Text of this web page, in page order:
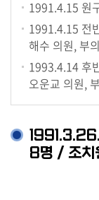
1991.4.15 원
1991.4.15 전
해수 의원, 부
1993.4.14 후
오운교 의원,
8명 / 조치